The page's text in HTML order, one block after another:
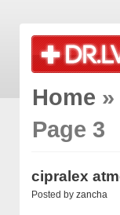
Home »
Page 3
cipralex
Posted by zancha